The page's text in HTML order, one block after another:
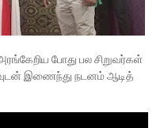
போது பல சிறுவர்கள்
இணைந்து நடனம் ஆடித்